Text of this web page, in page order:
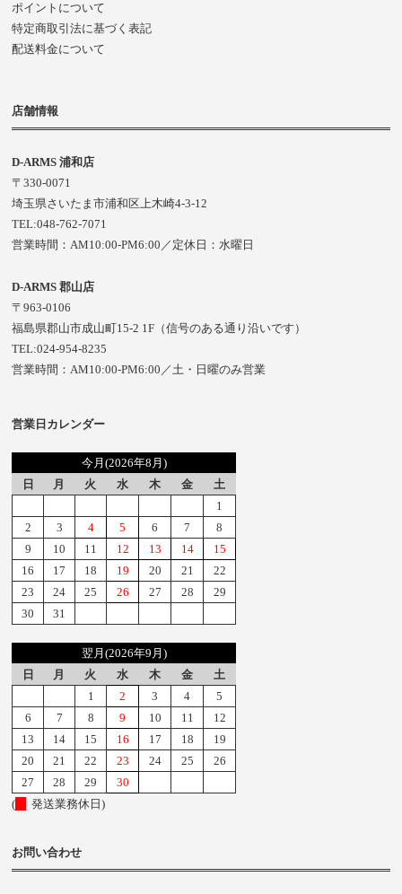
ポイントについて
特定商取引法に基づく表記
配送料金について
店舗情報
D-ARMS 浦和店
〒330-0071
埼玉県さいたま市浦和区上木崎4-3-12
TEL:048-762-7071
営業時間：AM10:00-PM6:00／定休日：水曜日
D-ARMS 郡山店
〒963-0106
福島県郡山市成山町15-2 1F（信号のある通り沿いです）
TEL:024-954-8235
営業時間：AM10:00-PM6:00／土・日曜のみ営業
営業日カレンダー
今月(2026年8月)
日
月 火 水 木 金
土
1
2
3 4 5 6 7
8
9
10 11 12 13 14
15
16
17 18 19 20 21
22
23
24 25 26 27 28
29
30
31
翌月(2026年9月)
日
月 火 水 木 金
土
1
2 3 4
5
6
7 8 9 10 11
12
13
14 15 16 17 18
19
20
21 22 23 24 25
26
27
28 29
30
(
発送業務休日)
お問い合わせ